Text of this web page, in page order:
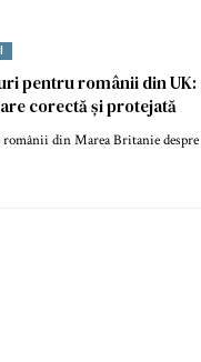
pentru românii din UK:
corectă și protejată
românii din Marea Britanie